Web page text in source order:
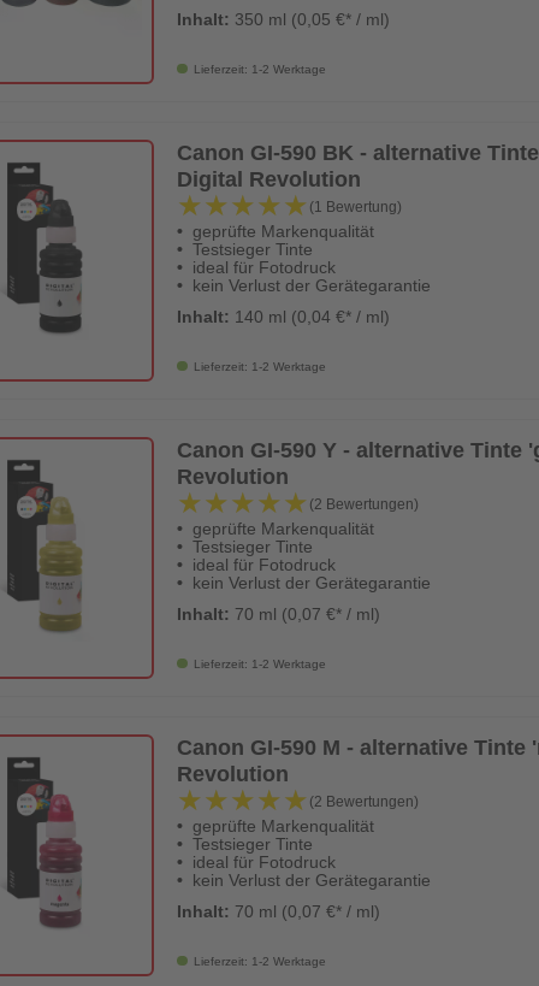
Inhalt: 350 ml (0,05 €* / ml)
Lieferzeit: 1-2 Werktage
Canon GI-590 BK - alternative
Digital Revolution
★★★★★
★★★★★ (1 Bewertung)
geprüfte Markenqualität
Testsieger Tinte
ideal für Fotodruck
kein Verlust der Gerätegarantie
Inhalt: 140 ml (0,04 €* / ml)
Lieferzeit: 1-2 Werktage
Canon GI-590 Y - alternative Tinte
Revolution
★★★★★
★★★★★ (2 Bewertungen)
geprüfte Markenqualität
Testsieger Tinte
ideal für Fotodruck
kein Verlust der Gerätegarantie
Inhalt: 70 ml (0,07 €* / ml)
Lieferzeit: 1-2 Werktage
Canon GI-590 M - alternative Tinte
Revolution
★★★★★
★★★★★ (2 Bewertungen)
geprüfte Markenqualität
Testsieger Tinte
ideal für Fotodruck
kein Verlust der Gerätegarantie
Inhalt: 70 ml (0,07 €* / ml)
Lieferzeit: 1-2 Werktage